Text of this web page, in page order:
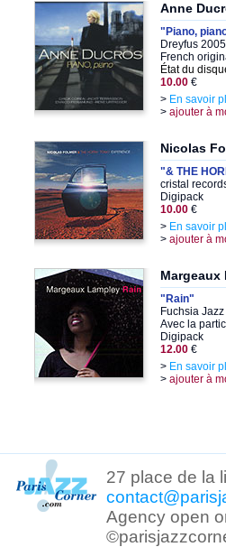
Anne
"Piano,
Dreyfus
French
État du
10.00 €
> En savoir
> ajouter à
Nicolas
"& THE
cristal
Digipack
10.00 €
> En savoir
> ajouter à
Margeaux
"Rain"
Fuchsia
Avec la
Digipack
12.00 €
> En savoir
> ajouter à
27 place de la
Agency open